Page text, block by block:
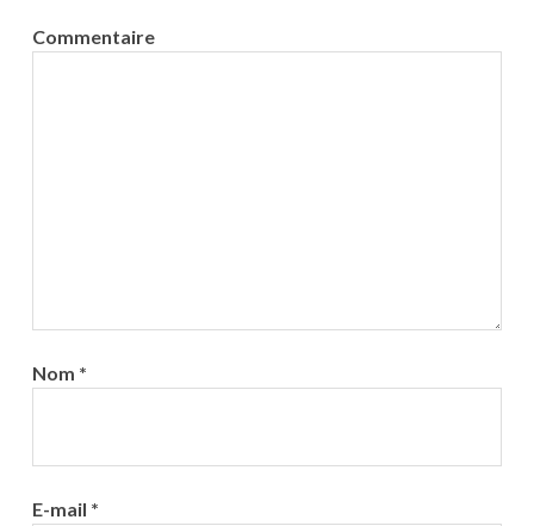
Commentaire
Nom *
E-mail *